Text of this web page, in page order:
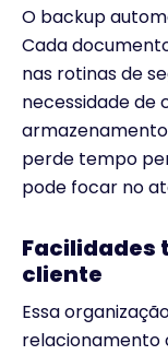
O backup
Cada
nas rotinas de
necessidade de
perde tempo
pode focar no
Facilidades
cliente
Essa
relacionamento